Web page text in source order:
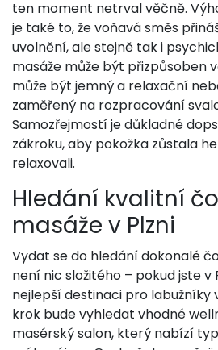
ten moment netrval věčně.
je také to, že voňavá směs
uvolnění, ale stejně tak i
masáže může být přizpůsoben
může být jemný a relaxační
zaměřený na rozpracování
Samozřejmostí je důkladné
zákroku, aby pokožka zůstala
relaxovali.
Hledání kvalitní
masáže v Plzni
Vydat se do hledání dokonalé
není nic složitého – pokud jste v
nejlepší destinaci pro labužníky
krok bude vyhledat vhodné
masérský salon, který nabízí